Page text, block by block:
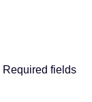
Required fields